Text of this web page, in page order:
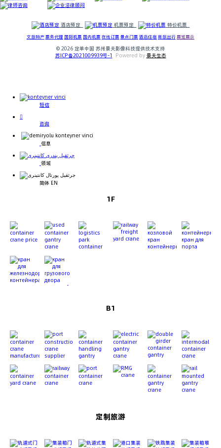
酒店预定 机票预定 特价机票
文旅特产票务代理 国际机票 国内机票 在线订票 景点门票 酒店住宿商旅出行展览展示
© 2026 定单中国 苏州景夫影像科技提供技术支持
苏ICP备2021009939号-1
Powered by 景夫生态
短信

咨询
信息
领域
简体 EN
1F
B1
定制旅游